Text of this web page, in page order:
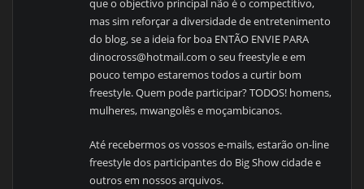
que o objectivo principal não é o compectitivo,
mas sim reforçar a diversidade de entretenimento
do blog, se a ideia for boa ENTÃO ENVIE PARA
dinocross@hotmail.com o seu freestyle e em
pouco tempo estaremos todos a curtir bom
freestyle. Quem pode participar? TODOS! homens,
mulheres, mwangolês e moçambicanos.
Até recebermos os vossos e-mails, estarão on-line
freestyle dos participantes do Big Show cidade e
outros em nossos arquivos.